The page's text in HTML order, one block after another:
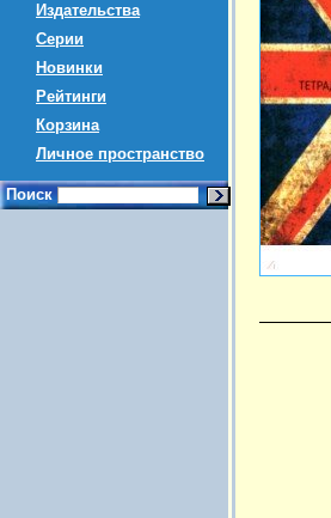
Издательства
Серии
Новинки
Рейтинги
Корзина
Личное пространство
Поиск